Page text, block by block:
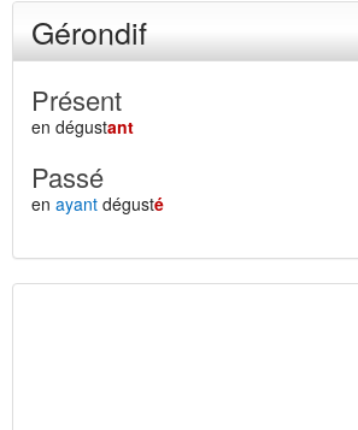
Gérondif
Présent
en dégustant
Passé
en ayant dégusté